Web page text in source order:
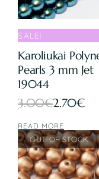
SALE!
Karoliukai
Pearls 3 mm Jet
19044
3.00€
Original
price
was:
3.00€.
2.70€
Current
price
is:
2.70€.
READ MORE